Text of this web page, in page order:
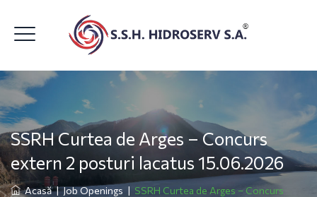
SSRH Curtea de Arges – Concurs
extern 2 posturi lacatus 15.06.2026
Acasă|Job Openings | SSRH Curtea de Arges – Concurs